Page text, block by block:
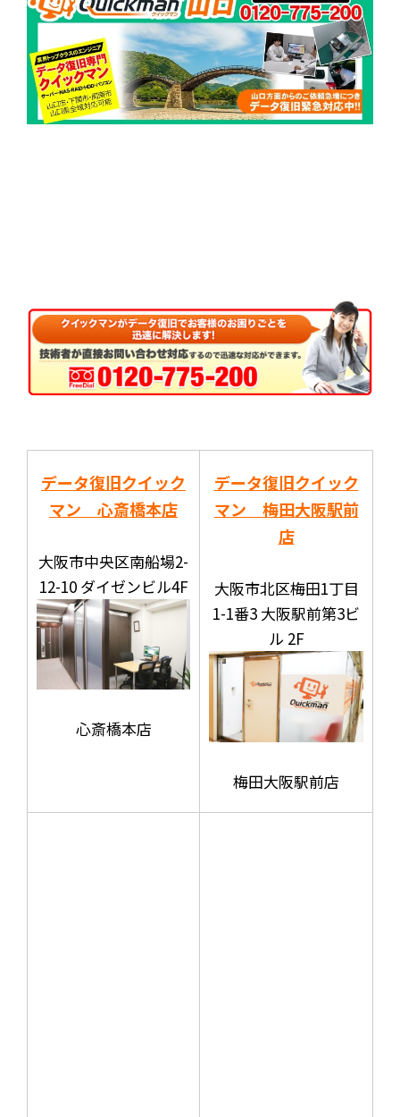
データ復旧クイック
マン 心斎橋本店
大阪市中央区南船場2-
12-10 ダイゼンビル4F
心斎橋本店
データ復旧クイック
マン 梅田大阪駅前
店
大阪市北区梅田1丁目
1-1番3 大阪駅前第3ビ
ル 2F
梅田大阪駅前店